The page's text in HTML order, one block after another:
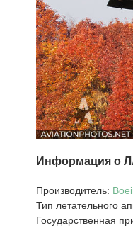
Информация о
Производитель:
Тип летательного
Государственная